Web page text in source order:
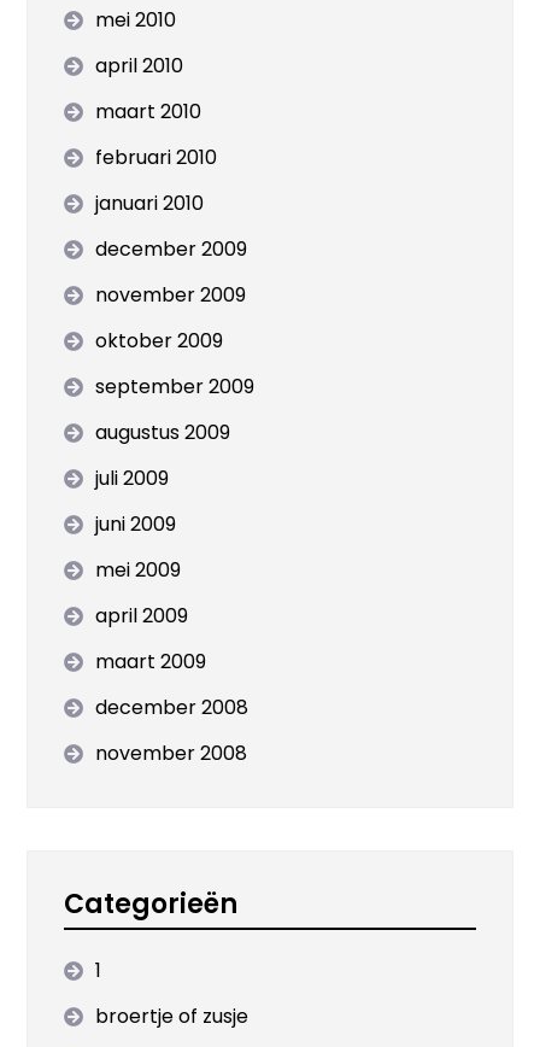
mei 2010
april 2010
maart 2010
februari 2010
januari 2010
december 2009
november 2009
oktober 2009
september 2009
augustus 2009
juli 2009
juni 2009
mei 2009
april 2009
maart 2009
december 2008
november 2008
Categorieën
1
broertje of zusje